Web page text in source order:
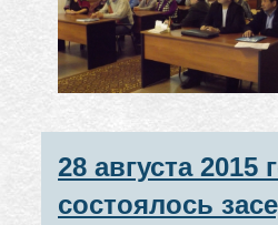
28 августа
состоялось